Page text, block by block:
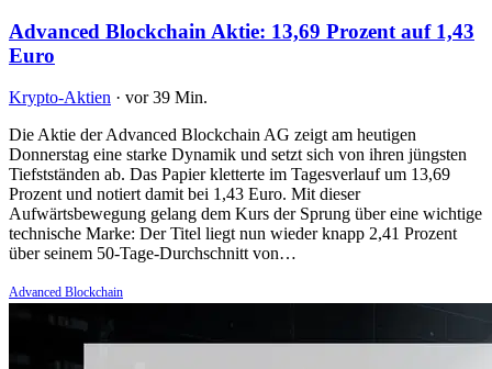
Advanced Blockchain Aktie: 13,69 Prozent auf 1,43
Euro
Krypto-Aktien · vor 39 Min.
Die Aktie der Advanced Blockchain AG zeigt am heutigen
Donnerstag eine starke Dynamik und setzt sich von ihren jüngsten
Tiefstständen ab. Das Papier kletterte im Tagesverlauf um 13,69
Prozent und notiert damit bei 1,43 Euro. Mit dieser
Aufwärtsbewegung gelang dem Kurs der Sprung über eine wichtige
technische Marke: Der Titel liegt nun wieder knapp 2,41 Prozent
über seinem 50-Tage-Durchschnitt von…
Advanced Blockchain